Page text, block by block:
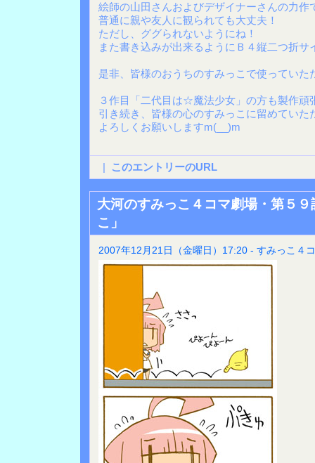
絵師の山田さんおよびデザイナーさんの力作
普通に親や友人に観られても大丈夫！
ただし、ググられないようにね！
また書き込みが出来るようにＢ４縦二つ折サ
是非、皆様のおうちのすみっこで使っていた
３作目「二代目は☆魔法少女」の方も製作頑
引き続き、皆様の心のすみっこに留めていた
よろしくお願いしますm(__)m
| このエントリーのURL
大河のすみっこ４コマ劇場・第５
こ」
2007年12月21日（金曜日）17:20 - すみっこ４